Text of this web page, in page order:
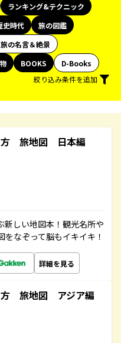
ランキング&テクニック
史時代
旅の図鑑
の名言＆絶景
BOOKS
D-Books
絞り込み条件を追加
方 旅地図 日本編
新しい地図本！観光名所や
なぞって脳もイキイキ！
詳細を見る
方 旅地図 アジア編